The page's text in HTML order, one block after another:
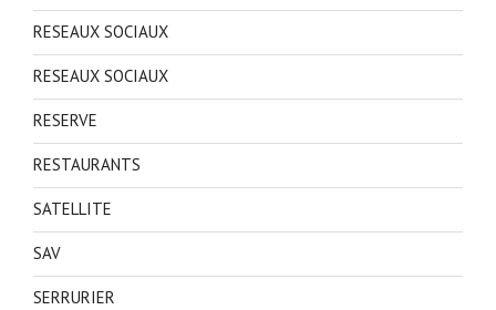
RESEAUX SOCIAUX
RESEAUX SOCIAUX
RESERVE
RESTAURANTS
SATELLITE
SAV
SERRURIER